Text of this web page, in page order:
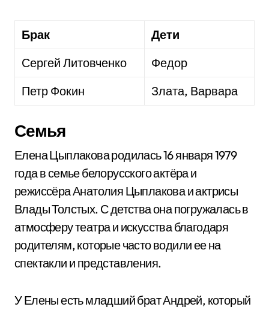
Брак
Дети
Сергей Литовченко
Федор
Петр Фокин
Злата, Варвара
Семья
Елена Цыплакова родилась 16 января 1979
года в семье белорусского актёра и
режиссёра Анатолия Цыплакова и актрисы
Влады Толстых. С детства она погружалась в
атмосферу театра и искусства благодаря
родителям, которые часто водили ее на
спектакли и представления.
У Елены есть младший брат Андрей, который